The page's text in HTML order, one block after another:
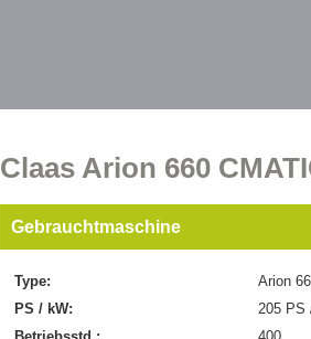
Claas Arion 660
Gebrauchtmaschine
Type:
Arion
PS / kW:
205 PS